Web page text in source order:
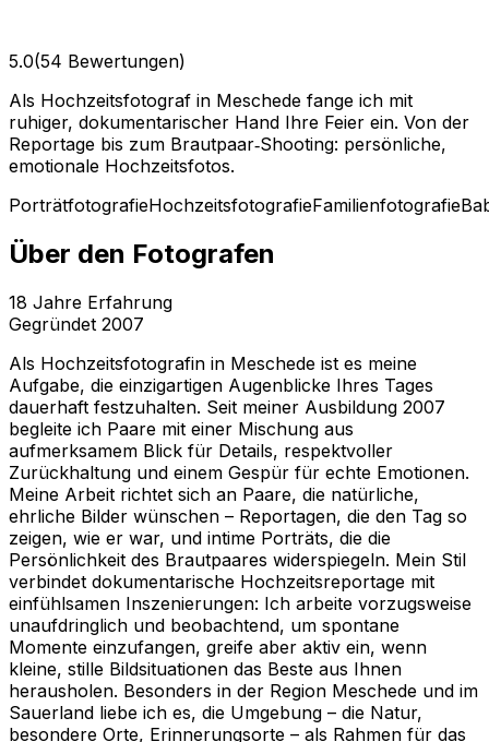
5.0(54 Bewertungen)
Als Hochzeitsfotograf in Meschede fange ich mit
ruhiger, dokumentarischer Hand Ihre Feier ein. Von der
Reportage bis zum Brautpaar‑Shooting: persönliche,
emotionale Hochzeitsfotos.
PorträtfotografieHochzeitsfotografieFamilienfotografie
Über den Fotografen
18 Jahre Erfahrung
Gegründet 2007
Als Hochzeitsfotografin in Meschede ist es meine
Aufgabe, die einzigartigen Augenblicke Ihres Tages
dauerhaft festzuhalten. Seit meiner Ausbildung 2007
begleite ich Paare mit einer Mischung aus
aufmerksamem Blick für Details, respektvoller
Zurückhaltung und einem Gespür für echte Emotionen.
Meine Arbeit richtet sich an Paare, die natürliche,
ehrliche Bilder wünschen – Reportagen, die den Tag so
zeigen, wie er war, und intime Porträts, die die
Persönlichkeit des Brautpaares widerspiegeln. Mein Stil
verbindet dokumentarische Hochzeitsreportage mit
einfühlsamen Inszenierungen: Ich arbeite vorzugsweise
unaufdringlich und beobachtend, um spontane
Momente einzufangen, greife aber aktiv ein, wenn
kleine, stille Bildsituationen das Beste aus Ihnen
herausholen. Besonders in der Region Meschede und im
Sauerland liebe ich es, die Umgebung – die Natur,
besondere Orte, Erinnerungsorte – als Rahmen für das